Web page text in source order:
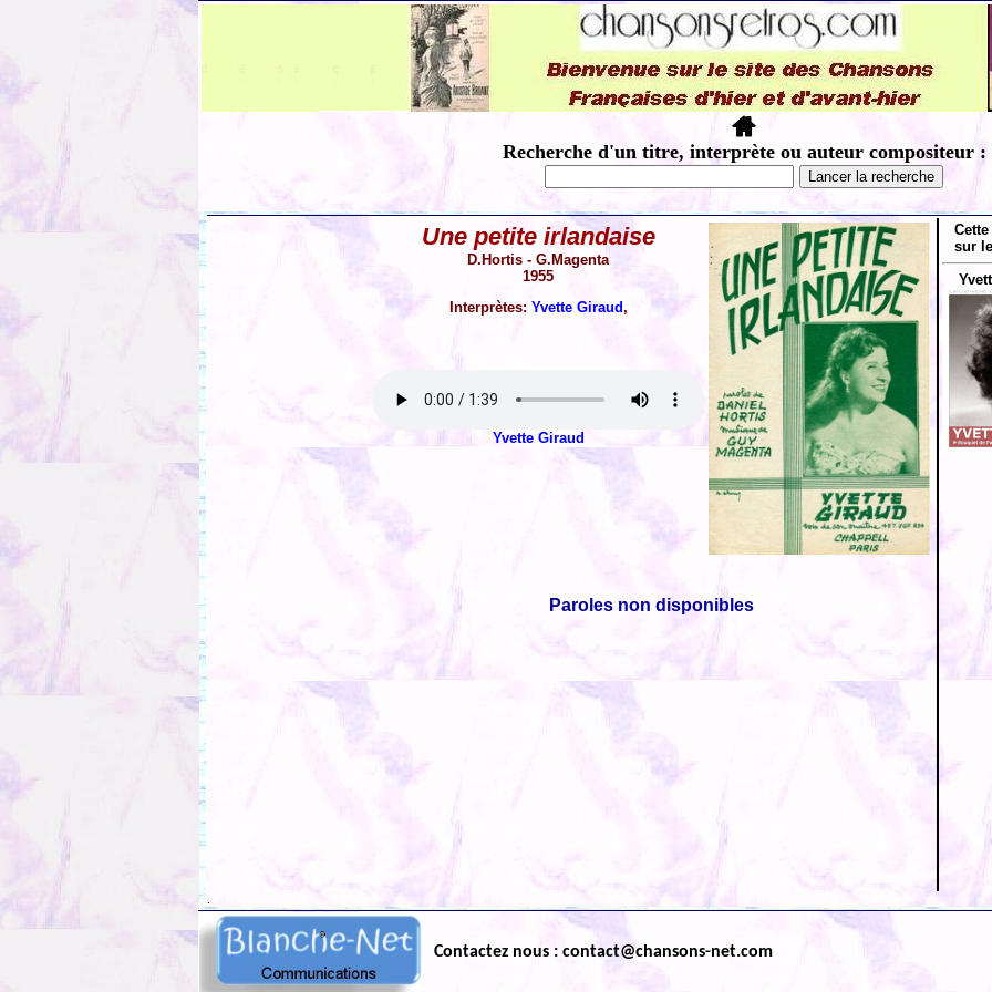
Recherche d'un titre, interprète ou auteur compositeur :
Une petite irlandaise
D.Hortis - G.Magenta
1955
Interprètes: Yvette Giraud,
Yvette Giraud
Paroles non disponibles
sur
Contactez nous : contact@chansons-net.com